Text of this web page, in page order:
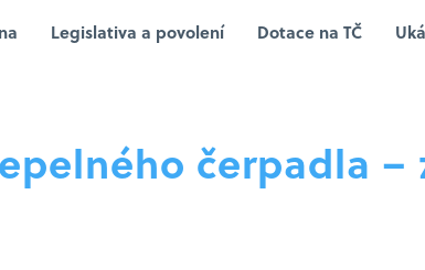
Legislativa a povolení Dotace na TČ
čerpadla –